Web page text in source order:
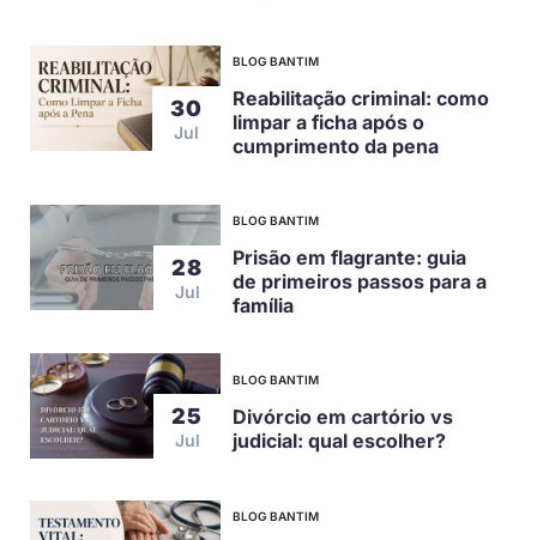
30
Jul
BLOG BANTIM
Reabilitação criminal: como
limpar a ficha após o
cumprimento da pena
28
Jul
BLOG BANTIM
Prisão em flagrante: guia
de primeiros passos para a
família
25
Jul
BLOG BANTIM
Divórcio em cartório vs
judicial: qual escolher?
BLOG BANTIM